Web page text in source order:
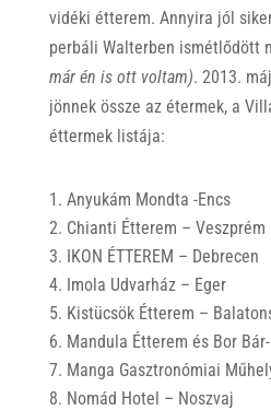
vidéki étterem. Annyira jól
perbáli Walterben ismétlődött
már én is ott voltam). 2013.
jönnek össze az étermek, a
éttermek listája:
Anyukám Mondta -Encs
Chianti Étterem – Veszprém
IKON ÉTTEREM – Debrecen
Imola Udvarház – Eger
Kistücsök Étterem –
Mandula Étterem és Bor
Manga Gasztronómiai
Nomád Hotel – Noszvaj